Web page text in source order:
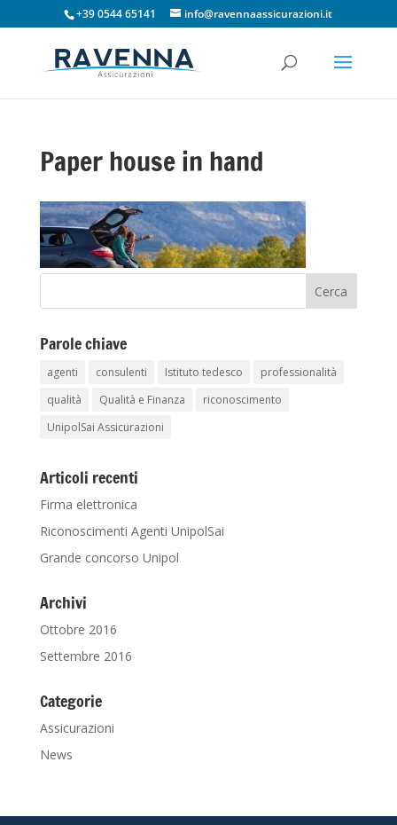
+39 0544 65141 info@ravennaassicurazioni.it
Paper house in hand
Parole chiave
agenti consulenti Istituto tedesco
professionalità
qualità
Qualità e Finanza
riconoscimento
UnipolSai Assicurazioni
Articoli recenti
Firma elettronica
Riconoscimenti Agenti UnipolSai
Grande concorso Unipol
Archivi
Ottobre 2016
Settembre 2016
Categorie
Assicurazioni
News